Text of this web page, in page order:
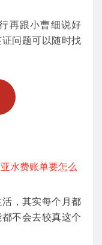
再跟小曹细说好
问题可以随时找
水费账单要怎么
活，其实每个月都
不会去较真这个